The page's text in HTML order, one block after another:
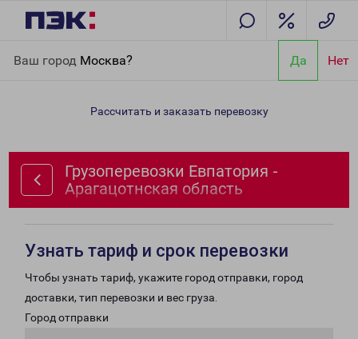
Ваш город Москва? Да Нет
Арагацотнская область
Рассчитать и заказать перевозку
Грузоперевозки Евпатория -
Арагацотнская область
Узнать тариф и срок перевозки
Чтобы узнать тариф, укажите город отправки, город
доставки, тип перевозки и вес груза.
Город отправки